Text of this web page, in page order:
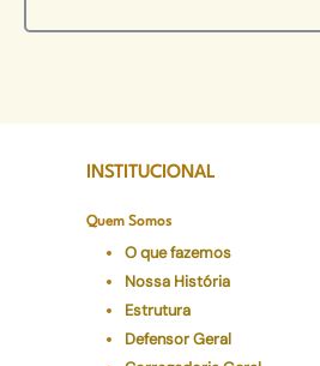
INSTITUCIONAL
Quem Somos
O que fazemos
Nossa História
Estrutura
Defensor Geral